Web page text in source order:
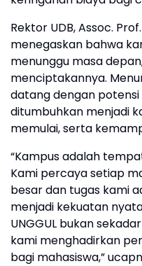
Rektor UDB, Assoc.
menegaskan bahwa
menunggu masa
menciptakannya.
datang dengan
ditumbuhkan menjadi
memulai, serta
“Kampus adalah
Kami percaya setiap
besar dan tugas kami
menjadi kekuatan
UNGGUL bukan
kami menghadirkan
bagi mahasiswa,”